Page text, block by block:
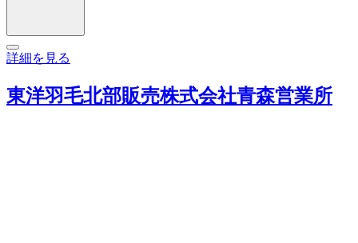
詳細を見る
東洋羽毛北部販売株式会社青森営業所